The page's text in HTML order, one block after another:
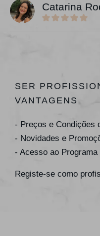
Catarina
SER
VANTAGENS
- Preços e Condições
- Novidades e
- Acesso ao
Registe-se como